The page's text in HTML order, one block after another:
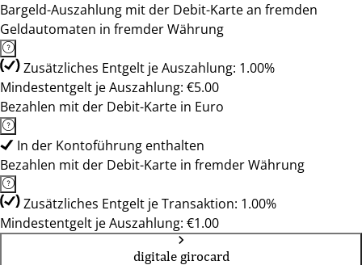
Bargeld-Auszahlung mit der Debit-Karte an fremden
Geldautomaten in fremder Währung
Zusätzliches Entgelt je Auszahlung: 1.00%
Mindestentgelt je Auszahlung: €5.00
Bezahlen mit der Debit-Karte in Euro
In der Kontoführung enthalten
Bezahlen mit der Debit-Karte in fremder Währung
Zusätzliches Entgelt je Transaktion: 1.00%
Mindestentgelt je Auszahlung: €1.00
digitale girocard